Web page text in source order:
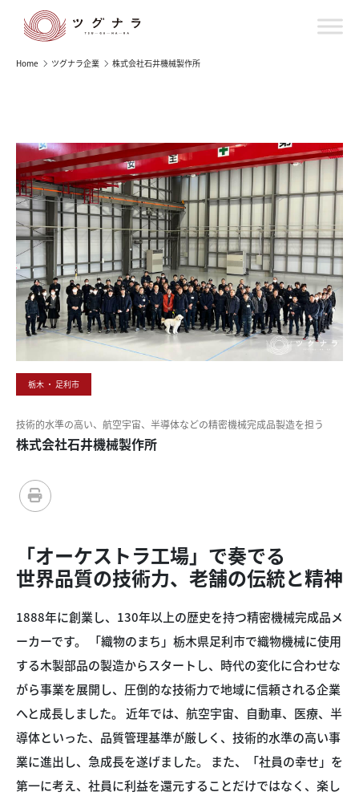
Home ツグナラ企業 株式会社石井機械製作所
栃木 ・ 足利市
技術的水準の高い、 航空宇宙、 半導体などの精密機械完成品製造を担う
株式会社石井機械製作所
「オーケストラ工場」で奏でる
世界品質の技術力、 老舗の伝統と精神
1888年に創業し、130年以上の歴史を持つ精密機械完成品メ
ーカーです。 「織物のまち」栃木県足利市で織物機械に使用
する木製部品の製造からスタートし、時代の変化に合わせな
がら事業を展開し、圧倒的な技術力で地域に信頼される企業
へと成長しました。 近年では、航空宇宙、自動車、医療、半
導体といった、品質管理基準が厳しく、技術的水準の高い事
業に進出し、急成長を遂げました。 また、「社員の幸せ」を
第一に考え、社員に利益を還元することだけではなく、楽し